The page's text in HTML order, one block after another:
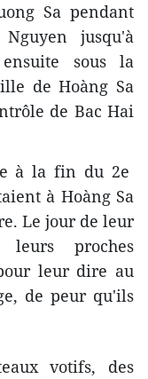
Sa pendant
jusqu'à
sous la
de Hoàng Sa
de Bac Hai
à la fin du 2e
à Hoàng Sa
Le jour de leur
proches
leur dire au
de peur qu'ils
votifs, des